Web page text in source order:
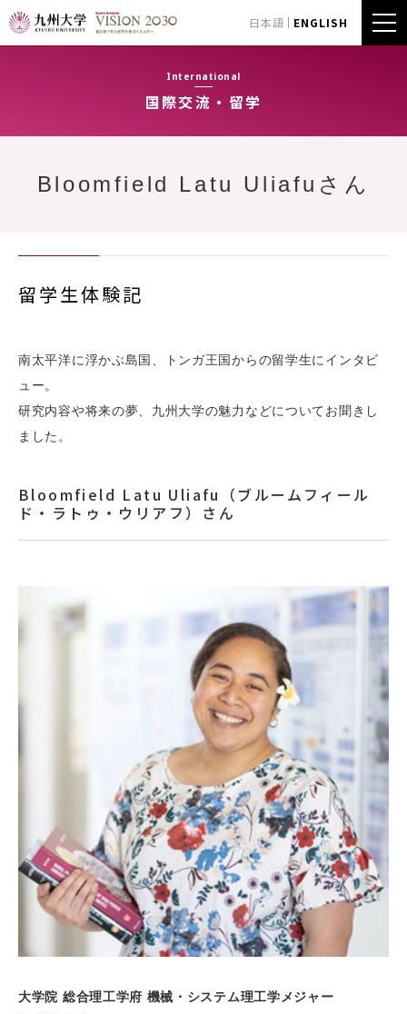
日本語 ENGLISH
International
国際交流・留学
Bloomfield Latu Uliafuさん
留学生体験記
南太平洋に浮かぶ島国、トンガ王国からの留学生にインタビ
ュー。
研究内容や将来の夢、九州大学の魅力などについてお聞きし
ました。
Bloomfield Latu Uliafu（ブルームフィール
ド・ラトゥ・ウリアフ）さん
大学院 総合理工学府 機械・システム理工学メジャー